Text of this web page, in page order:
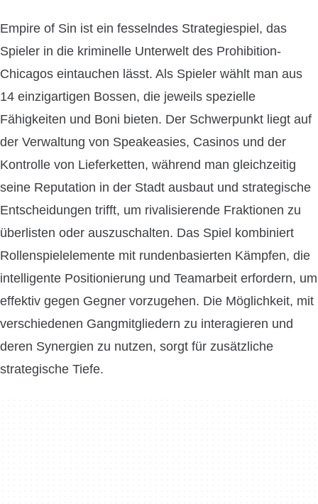
Empire of Sin ist ein fesselndes Strategiespiel, das
Spieler in die kriminelle Unterwelt des Prohibition-
Chicagos eintauchen lässt. Als Spieler wählt man aus
14 einzigartigen Bossen, die jeweils spezielle
Fähigkeiten und Boni bieten. Der Schwerpunkt liegt auf
der Verwaltung von Speakeasies, Casinos und der
Kontrolle von Lieferketten, während man gleichzeitig
seine Reputation in der Stadt ausbaut und strategische
Entscheidungen trifft, um rivalisierende Fraktionen zu
überlisten oder auszuschalten. Das Spiel kombiniert
Rollenspielelemente mit rundenbasierten Kämpfen, die
intelligente Positionierung und Teamarbeit erfordern, um
effektiv gegen Gegner vorzugehen. Die Möglichkeit, mit
verschiedenen Gangmitgliedern zu interagieren und
deren Synergien zu nutzen, sorgt für zusätzliche
strategische Tiefe.